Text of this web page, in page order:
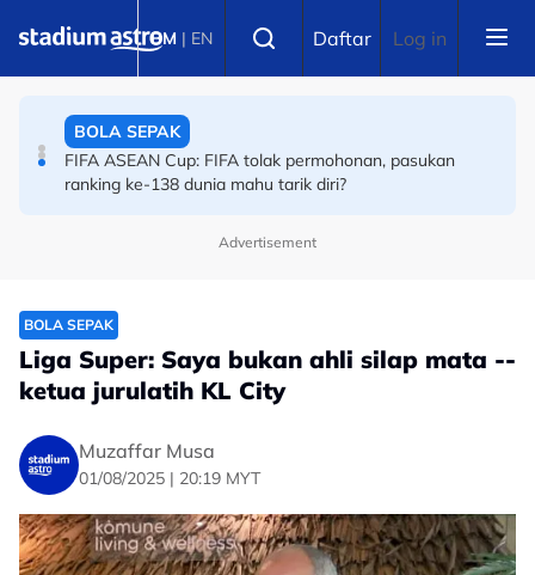
BM | EN Daftar Log in
Tarik Diri FIFA ASEAN Cup: Bekas kapten India
BOLA SEPAK
FIFA ASEAN Cup: FIFA tolak permohonan, pasukan
ranking ke-138 dunia mahu tarik diri?
Advertisement
BOLA SEPAK
Liga Super: Saya bukan ahli silap mata --
ketua jurulatih KL City
Muzaffar Musa
01/08/2025 | 20:19 MYT